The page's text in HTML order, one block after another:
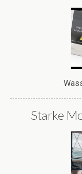
Starke